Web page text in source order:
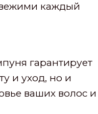
каждый
гарантирует
и уход, но и
ваших волос и